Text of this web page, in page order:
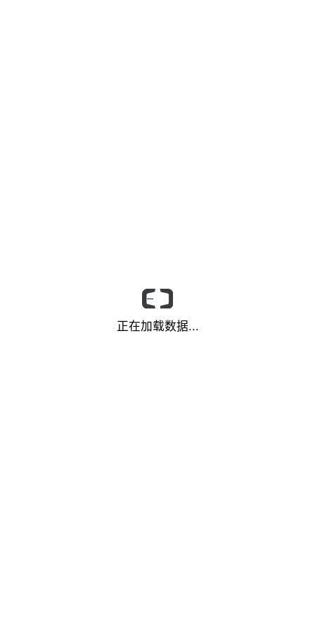
正在加载数据...